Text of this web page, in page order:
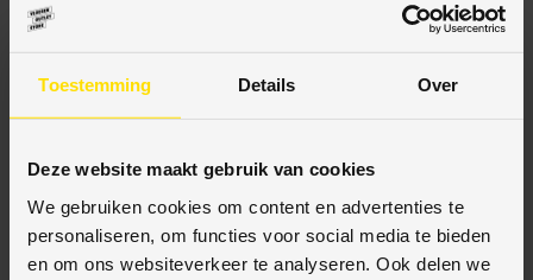
Toestemming Details Over
Deze website maakt gebruik van cookies
We gebruiken cookies om content en advertenties te
personaliseren, om functies voor social media te bieden
en om ons websiteverkeer te analyseren. Ook delen we
Betaal achteraf
Gratis bezorgd vanaf €150,-
Ophalen en advies in onze showroom
BESCHRIJVING